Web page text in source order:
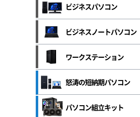
ビジネスパソコン
ビジネスノートパソコン
ワークステーション
怒涛の短納期パソコン
パソコン組立キット